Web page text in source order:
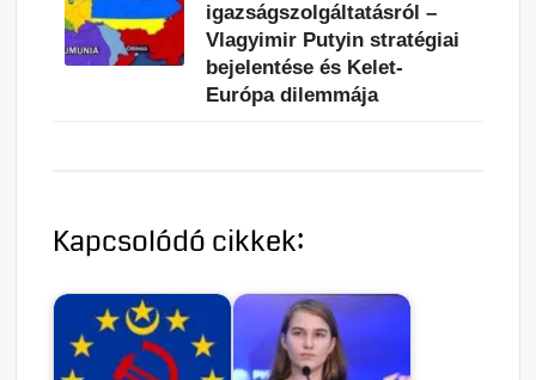
igazságszolgáltatásról –
Vlagyimir Putyin stratégiai
bejelentése és Kelet-
Európa dilemmája
Kapcsolódó cikkek: